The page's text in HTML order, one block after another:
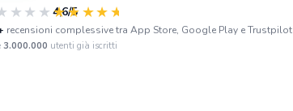
★★★★★
4,6/5
recensioni complessive tra App Store, Google Play e Trustpilot
3.000.000 utenti già iscritti